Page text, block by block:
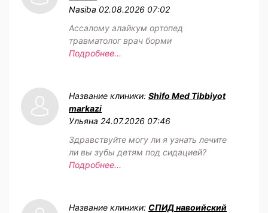
Nasiba 02.08.2026 07:02
Ассалому алайкум ортопед
травматолог врач борми
Подробнее...
Название клиники: Shifo Med Tibbiyot
markazi
Ульяна 24.07.2026 07:46
Здравствуйте могу ли я узнать лечите
ли вы зубы детям под сидацией?
Подробнее...
Название клиники: СПИД навоийский